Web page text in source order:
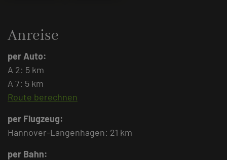
Anreise
per Auto:
A 2: 5 km
A 7: 5 km
Route berechnen
per Flugzeug:
Hannover-Langenhagen: 21 km
per Bahn: